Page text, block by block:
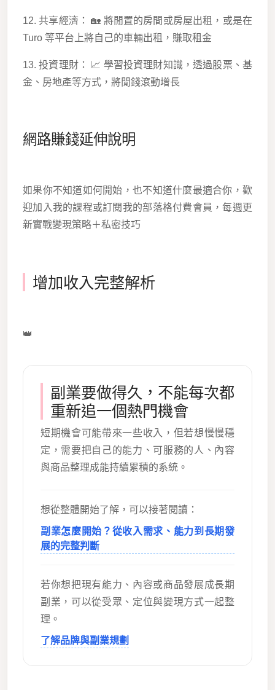
12. 共享經濟： 🏡 將閒置的房間或房屋出租，或是在
Turo 等平台上將自己的車輛出租，賺取租金
13. 投資理財： 📈 學習投資理財知識，透過股票、基
金、房地產等方式，將閒錢滾動增長
網路賺錢延伸說明
如果你不知道如何開始，也不知道什麼最適合你，歡
迎加入我的課程或訂閱我的部落格付費會員，每週更
新實戰變現策略＋私密技巧
增加收入完整解析
👑
副業要做得久，不能每次都
重新追一個熱門機會
短期機會可能帶來一些收入，但若想慢慢穩
定，需要把自己的能力、可服務的人、內容
與商品整理成能持續累積的系統。
想從整體開始了解，可以接著閱讀：
副業怎麼開始？從收入需求、能力到長期發
展的完整判斷
若你想把現有能力、內容或商品發展成長期
副業，可以從受眾、定位與變現方式一起整
理。
了解品牌與副業規劃